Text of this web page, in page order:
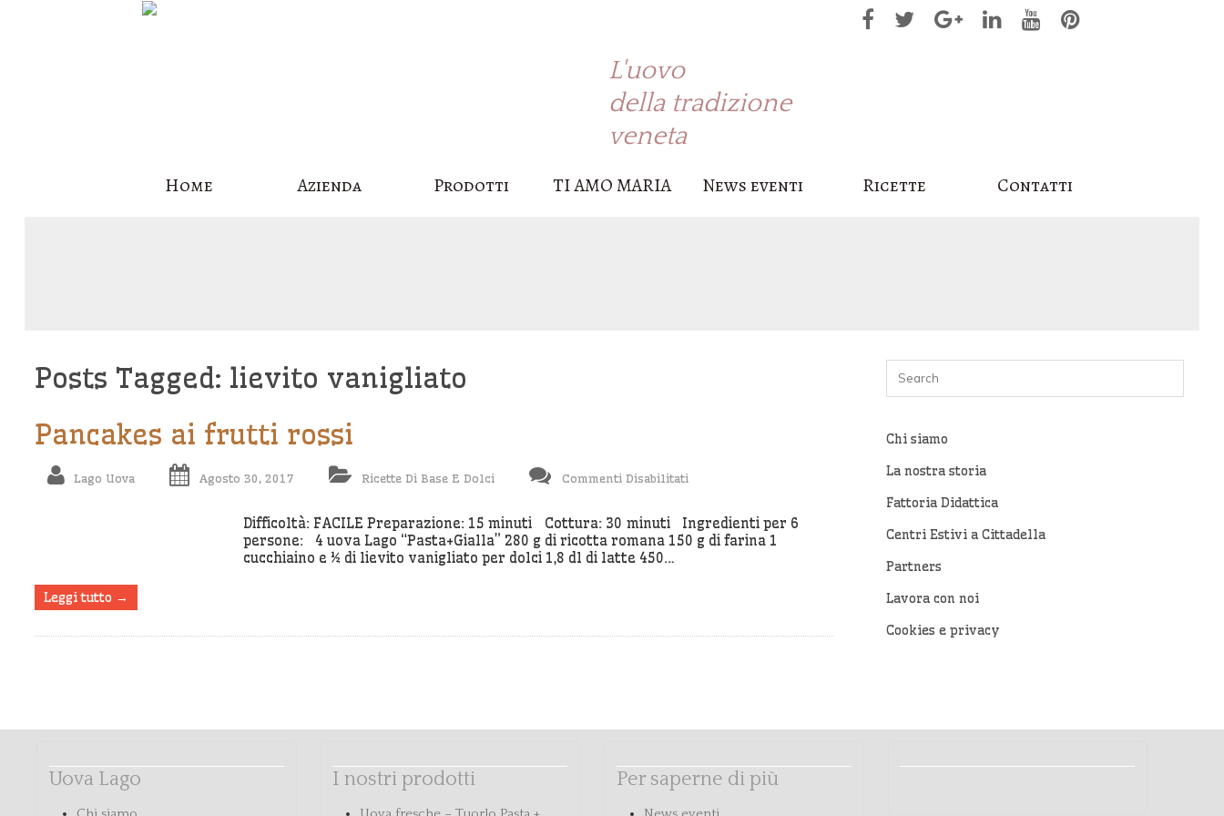
L'uovo
della tradizione
veneta
Home Azienda Prodotti TI AMO MARIA News eventi Ricette Contatti
Posts Tagged: lievito vanigliato
Pancakes ai frutti rossi
Lago Uova Agosto 30, 2017 Ricette Di Base E Dolci Commenti Disabilitati
Ai
Frutti
Difficoltà: FACILE Preparazione: 15 minuti Cottura: 30 minuti Ingredienti per 6
persone: 4 uova Lago “Pasta+Gialla” 280 g di ricotta romana 150 g di farina 1
cucchiaino e ½ di lievito vanigliato per dolci 1,8 dl di latte 450…
Leggi tutto →
Chi siamo
La nostra storia
Fattoria Didattica
Centri Estivi a Cittadella
Partners
Lavora con noi
Cookies e privacy
Uova Lago I nostri prodotti Per saperne di più